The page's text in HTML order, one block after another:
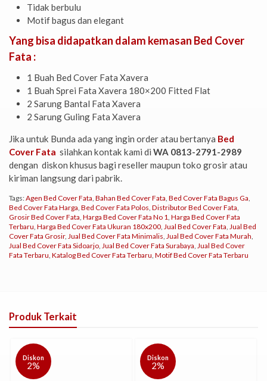
Tidak berbulu
Motif bagus dan elegant
Yang bisa didapatkan dalam kemasan Bed Cover
Fata :
1 Buah Bed Cover Fata Xavera
1 Buah Sprei Fata Xavera 180×200 Fitted Flat
2 Sarung Bantal Fata Xavera
2 Sarung Guling Fata Xavera
Jika untuk Bunda ada yang ingin order atau bertanya Bed
Cover Fata silahkan kontak kami di WA 0813-2791-2989
dengan diskon khusus bagi reseller maupun toko grosir atau
kiriman langsung dari pabrik.
Tags:Agen Bed Cover Fata Bahan Bed Cover Fata Bed Cover Fata Bagus Ga
Bed Cover Fata Harga Bed Cover Fata Polos Distributor Bed Cover Fata
Grosir Bed Cover Fata Harga Bed Cover Fata No 1 Harga Bed Cover Fata
Terbaru Harga Bed Cover Fata Ukuran 180x200 Jual Bed Cover Fata Jual Bed
Cover Fata Grosir, Jual Bed Cover Fata Minimalis Jual Bed Cover Fata Murah
Jual Bed Cover Fata Sidoarjo Jual Bed Cover Fata Surabaya Jual Bed Cover
Fata Terbaru Katalog Bed Cover Fata Terbaru Motif Bed Cover Fata Terbaru
Produk Terkait